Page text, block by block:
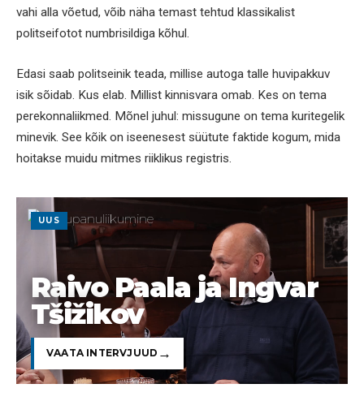
vahi alla võetud, võib näha temast tehtud klassikalist
politseifotot numbrisildiga kõhul.
Edasi saab politseinik teada, millise autoga talle huvipakkuv
isik sõidab. Kus elab. Millist kinnisvara omab. Kes on tema
perekonnaliikmed. Mõnel juhul: missugune on tema kuritegelik
minevik. See kõik on iseenesest süütute faktide kogum, mida
hoitakse muidu mitmes riiklikus registris.
UUS
Raivo Paala ja Ingvar
Tšižikov
VAATA INTERVJUUD